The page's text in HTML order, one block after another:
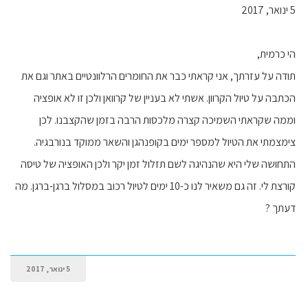
5 ינואר, 2017
הי כרמית,
תודה על עזרתך, אני קראתי כבר את החומרים הרלוונטיים באתר וגם את
הכתבה על טיול הקרוון. אשתי לא בעניין של קרוואן ולכן זו לא אופציה
וממה שקראתי השמיכה קצרה מלכסות הרבה בזמן שהקצבנו. לכן
צימצמתי את הטיול למספר ימים בקופנהגן והשאר ממוקד בנורבגיה.
התחושה שלי היא שהנהיגה לשם תזלול זמן יקר ולכן האופציה של טיסה
קורצת לי. זה גם משאיר לנו כ-10 ימים לטיול רכוב במסלול ברגן-ברגן. מה
דעתך ?
5 ינואר, 2017